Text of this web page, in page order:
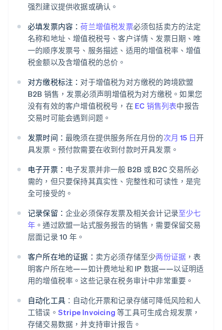
强烈建议提供收据或确认。
必填发票内容：荷兰增值税发票必须包括卖方的法定
名称和地址、增值税税号、客户详情、发票日期、唯
一的顺序发票号、服务描述、适用的增值税率、增值
税金额以及含增值税的总价。
对方缴税标注： 对于增值税为对方缴税的跨境欧盟
B2B 销售，发票必须声明增值税为对方缴税。如果您
没有有效的客户增值税税号，在 EC 销售列表中报告
交易时可能会遇到问题。
发票时间： 最晚须在提供服务所在月份的次月 15 日开
具发票。预付款需要在收到付款时开具发票。
电子开票： 电子发票并非一般 B2B 或 B2C 交易所必
需的，但只要保持其真实性、完整性和可读性，是完
全可接受的。
记录保留： 企业必须保存发票及相关会计记录至少七
年 。通过欧盟一站式服务报告的销售，需要保留交易
层面记录 10 年。
客户所在地的证据： 卖方必须存储至少两份证据 ，表
明客户所在地——如计费地址和 IP 数据——以证明适
用的增值税率。这些记录在税务审计中非常重要。
自动化工具 ：自动化开票和记录存储可降低风险和人
工错误。 Stripe Invoicing 等工具可生成合规发票，
存储交易数据，并支持审计报告。